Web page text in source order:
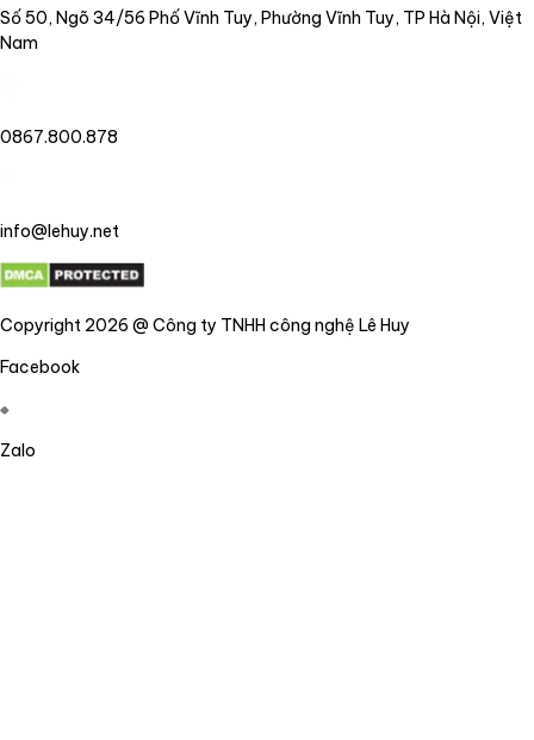
Số 50, Ngõ 34/56 Phố Vĩnh Tuy, Phường Vĩnh Tuy, TP Hà Nội, Việt
Nam
0867.800.878
info@lehuy.net
Copyright 2026 @ Công ty TNHH công nghệ Lê Huy
Facebook
Zalo